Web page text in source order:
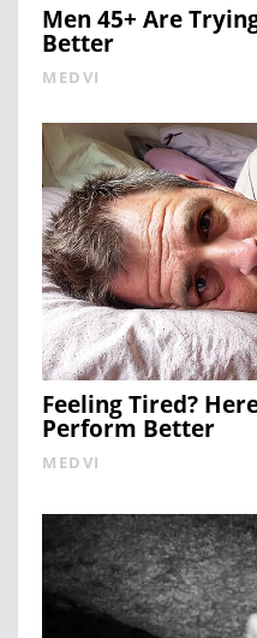
Men 45+ Are
Better
MEDVI
Feeling Tired?
Perform Better
MEDVI